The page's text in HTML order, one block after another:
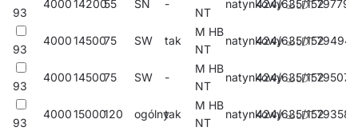
93
40001420055 SN -
NT
natynkowy424/635/152797798
93
40001450075 SW tak
M HB
NT
natynkowy424/635/152794940
93
40001450075 SW -
M HB
NT
natynkowy424/635/152795077
93
400015000120 ogólnytak
M HB
NT
natynkowy424/635/152793585